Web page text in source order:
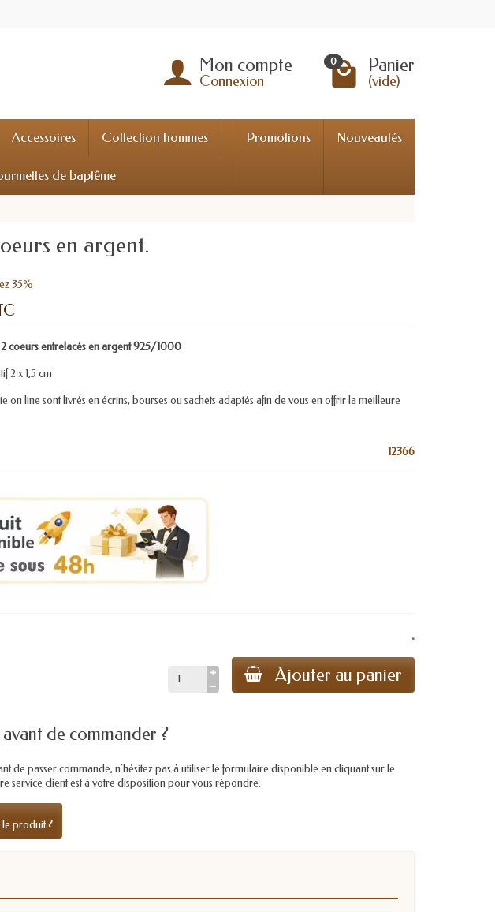
Mon compte
Connexion
0 Panier
(vide)
Accessoires Collection hommes
de baptême
Promotions Nouveautés
en argent.
35%
coeurs entrelacés en argent 925/1000
2 x 1,5 cm
on line sont livrés en écrins, bourses ou sachets adaptés afin de vous en offrir la meilleure
12366
.
Ajouter au panier
de commander ?
de passer commande, n'hésitez pas à utiliser le formulaire disponible en cliquant sur le
service client est à votre disposition pour vous répondre.
le produit ?